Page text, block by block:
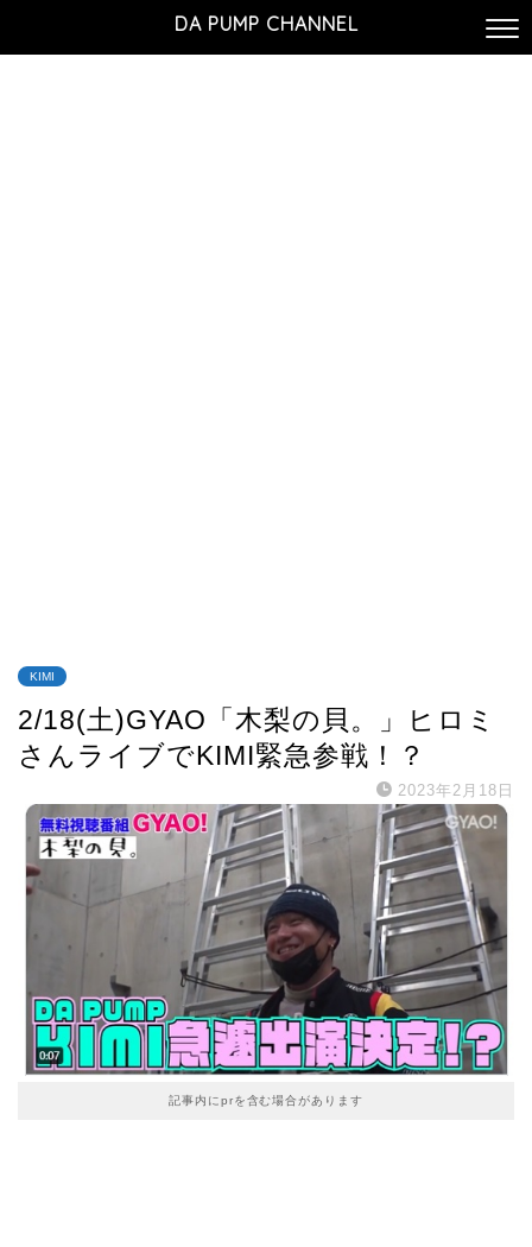
DA PUMP CHANNEL
KIMI
2/18(土)GYAO「木梨の貝。」ヒロミ
さんライブでKIMI緊急参戦！？
2023年2月18日
記事内にprを含む場合があります